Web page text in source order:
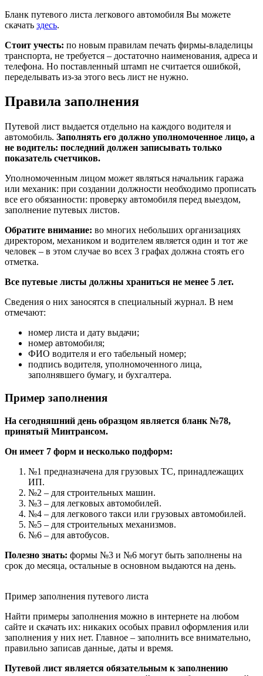
Бланк путевого листа легкового автомобиля Вы можете
скачать здесь.
Стоит учесть: по новым правилам печать фирмы-владелицы
транспорта, не требуется – достаточно наименования, адреса и
телефона. Но поставленный штамп не считается ошибкой,
переделывать из-за этого весь лист не нужно.
Правила заполнения
Путевой лист выдается отдельно на каждого водителя и
автомобиль. Заполнять его должно уполномоченное лицо, а
не водитель: последний должен записывать только
показатель счетчиков.
Уполномоченным лицом может являться начальник гаража
или механик: при создании должности необходимо прописать
все его обязанности: проверку автомобиля перед выездом,
заполнение путевых листов.
Обратите внимание: во многих небольших организациях
директором, механиком и водителем является один и тот же
человек – в этом случае во всех 3 графах должна стоять его
отметка.
Все путевые листы должны храниться не менее 5 лет.
Сведения о них заносятся в специальный журнал. В нем
отмечают:
номер листа и дату выдачи;
номер автомобиля;
ФИО водителя и его табельный номер;
подпись водителя, уполномоченного лица,
заполнявшего бумагу, и бухгалтера.
Пример заполнения
На сегодняшний день образцом является бланк №78,
принятый Минтрансом.
Он имеет 7 форм и несколько подформ:
№1 предназначена для грузовых ТС, принадлежащих
ИП.
№2 – для строительных машин.
№3 – для легковых автомобилей.
№4 – для легкового такси или грузовых автомобилей.
№5 – для строительных механизмов.
№6 – для автобусов.
Полезно знать: формы №3 и №6 могут быть заполнены на
срок до месяца, остальные в основном выдаются на день.
Пример заполнения путевого листа
Найти примеры заполнения можно в интернете на любом
сайте и скачать их: никаких особых правил оформления или
заполнения у них нет. Главное – заполнить все внимательно,
правильно записав данные, даты и время.
Путевой лист является обязательным к заполнению